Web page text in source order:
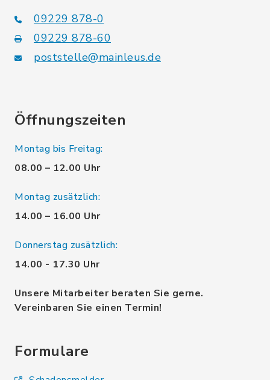
09229 878-0
09229 878-60
poststelle@mainleus.de
Öffnungszeiten
Montag bis Freitag:
08.00 – 12.00 Uhr
Montag zusätzlich:
14.00 – 16.00 Uhr
Donnerstag zusätzlich:
14.00 - 17.30 Uhr
Unsere Mitarbeiter beraten Sie gerne.
Vereinbaren Sie einen Termin!
Formulare